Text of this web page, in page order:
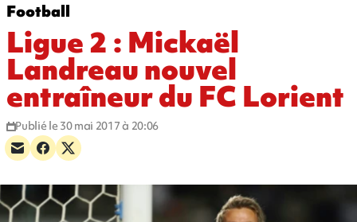
Football
Ligue 2 : Mickaël
Landreau nouvel
entraîneur du FC Lorient
Publié le 30 mai 2017 à 20:06